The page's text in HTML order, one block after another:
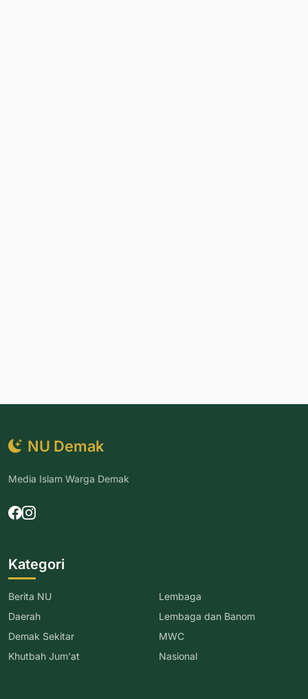
NU Demak
Media Islam Warga Demak
Kategori
Berita NU
Daerah
Demak Sekitar
Khutbah Jum'at
Lembaga
Lembaga dan Banom
MWC
Nasional